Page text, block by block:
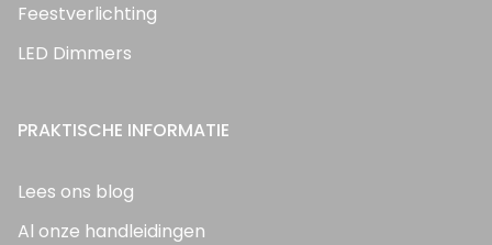
Feestverlichting
LED Dimmers
PRAKTISCHE INFORMATIE
Lees ons blog
Al onze handleidingen